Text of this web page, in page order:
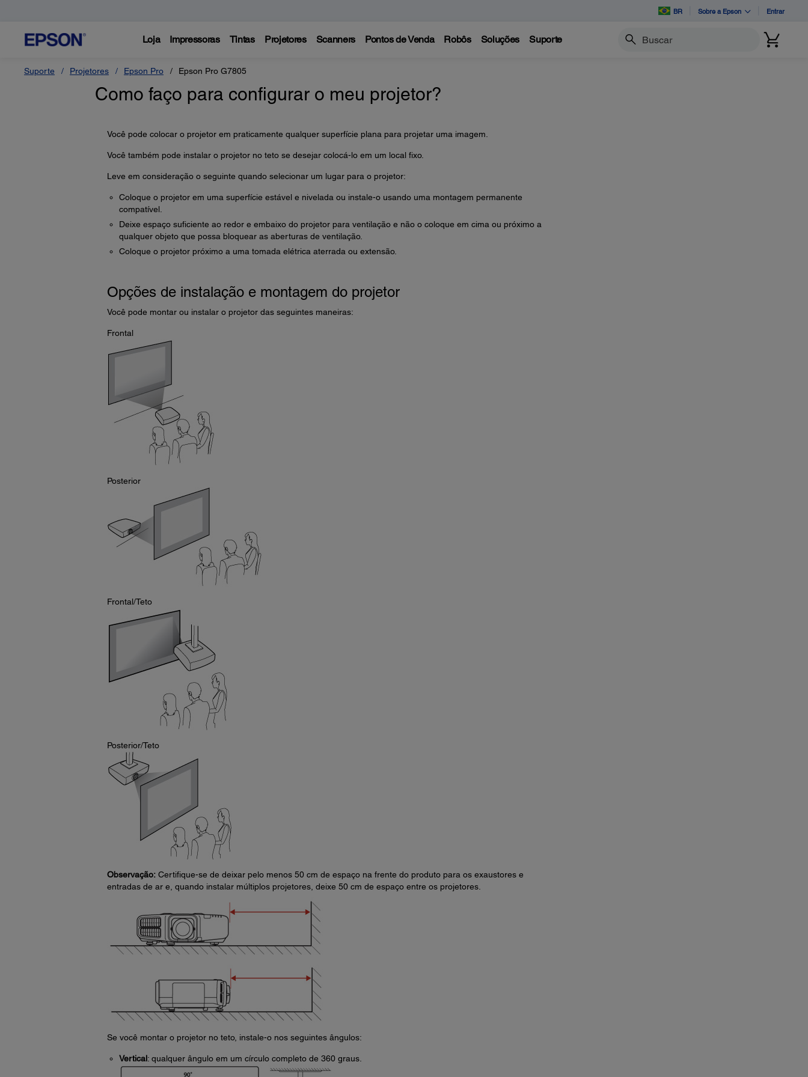
BR Sobre a Epson Entrar
Loja Impressoras Tintas Projetores Scanners Pontos de Venda Robôs Soluções Suporte Buscar
Suporte Projetores Epson Pro Epson Pro G7805
Como faço para configurar o meu projetor?
Você pode colocar o projetor em praticamente qualquer superfície plana para projetar uma imagem.
Você também pode instalar o projetor no teto se desejar colocá-lo em um local fixo.
Leve em consideração o seguinte quando selecionar um lugar para o projetor:
Coloque o projetor em uma superfície estável e nivelada ou instale-o usando uma montagem permanente
compatível.
Deixe espaço suficiente ao redor e embaixo do projetor para ventilação e não o coloque em cima ou próximo a
qualquer objeto que possa bloquear as aberturas de ventilação.
Coloque o projetor próximo a uma tomada elétrica aterrada ou extensão.
Opções de instalação e montagem do projetor
Você pode montar ou instalar o projetor das seguintes maneiras:
Frontal
Posterior
Frontal/Teto
Posterior/Teto
Observação:Certifique-se de deixar pelo menos 50 cm de espaço na frente do produto para os exaustores e
entradas de ar e, quando instalar múltiplos projetores, deixe 50 cm de espaço entre os projetores.
Se você montar o projetor no teto, instale-o nos seguintes ângulos:
Vertical: qualquer ângulo em um círculo completo de 360 graus.